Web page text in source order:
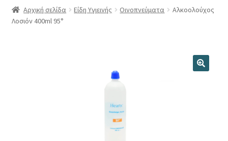
Αρχική σελίδα Είδη Υγιεινής Οινοπνεύματα
Αλκοολούχος
Λοσιόν 400ml 95°